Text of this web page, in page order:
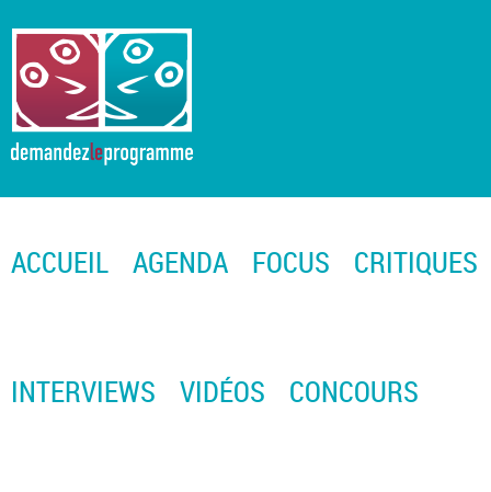
ACCUEIL AGENDA FOCUS CRITIQUES
INTERVIEWS VIDÉOS CONCOURS